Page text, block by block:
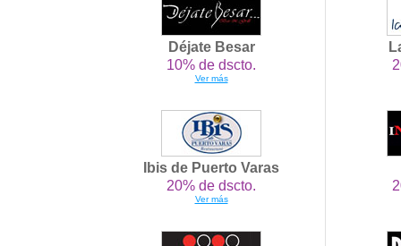
Déjate Besar
10% de dscto.
Ver más
Ibis de Puerto Varas
20% de dscto.
Ver más